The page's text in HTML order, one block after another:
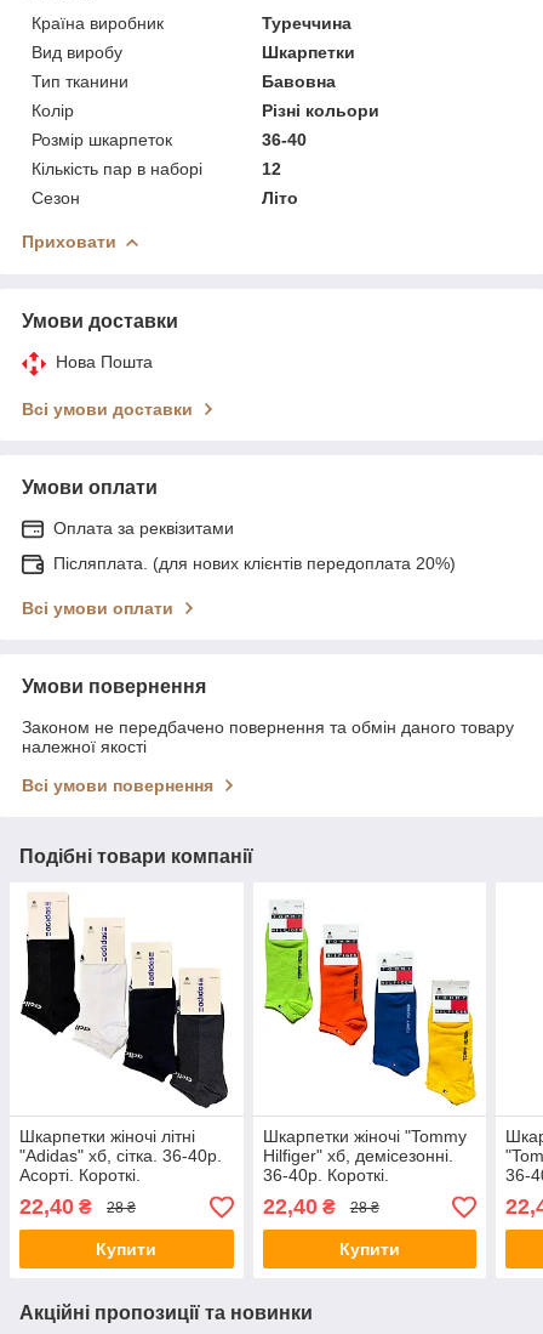
Країна виробник
Туреччина
Вид виробу
Шкарпетки
Тип тканини
Бавовна
Колір
Різні кольори
Розмір шкарпеток
36-40
Кількість пар в наборі
12
Сезон
Літо
Приховати
Умови доставки
Нова Пошта
Всі умови доставки
Умови оплати
Оплата за реквізитами
Післяплата. (для нових клієнтів передоплата 20%)
Всі умови оплати
Умови повернення
Законом не передбачено повернення та обмін даного товару
належної якості
Всі умови повернення
Подібні товари компанії
Шкарпетки жіночі літні
"Adidas" хб, сітка. 36-40р.
Асорті. Короткі.
22,40 ₴ 28 ₴
Купити
Шкарпетки жіночі "Tommy
Hilfiger" хб, демісезонні.
36-40р. Короткі.
22,40₴ 28 ₴
Купити
36-
Акційні пропозиції та новинки